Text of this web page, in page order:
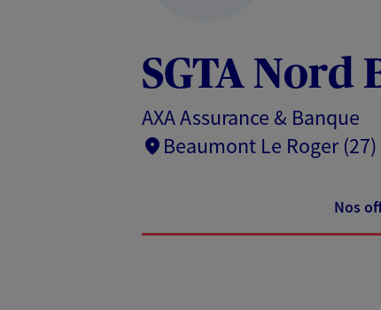
SGTA Nord
AXA Assurance & Banque
Beaumont Le Roger (27)
Nos